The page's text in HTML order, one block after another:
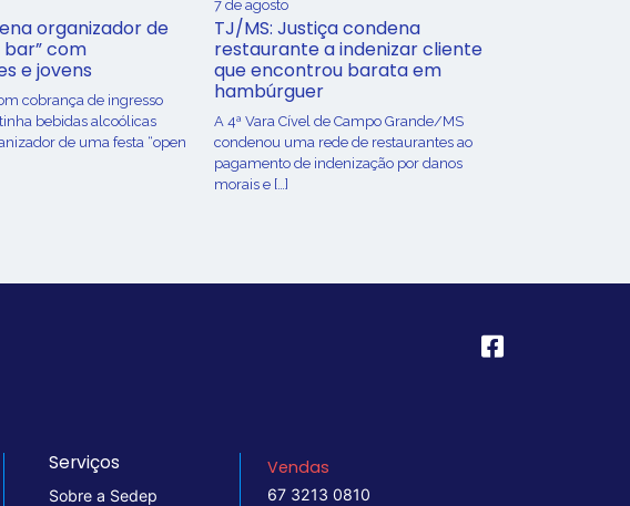
organizador de
com
e jovens
cobrança de ingresso
bebidas alcoólicas
de uma festa “open
7 de agosto
TJ/MS: Justiça condena
restaurante a indenizar cliente
que encontrou barata em
hambúrguer
A 4ª Vara Cível de Campo Grande/MS
condenou uma rede de restaurantes ao
pagamento de indenização por danos
morais e […]
Serviços
Sobre a Sedep
Vendas
67 3213 0810